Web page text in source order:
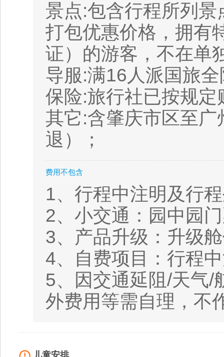
景点:包含行程所列
打包优惠价格，拥有
证）的游客，不在单
导服:满16人派国旅
保险:旅行社已按规
其它:含肇庆市区至
退）；
费用不包含
1、行程中注明及行
2、小交通：园中园
3、产品升级：升级
4、自费项目：行程
5、因交通延阻/天气/
外费用等需自理，不
儿童安排